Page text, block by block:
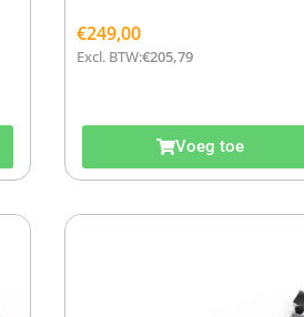
€249,00
Excl. BTW:€205,79
Voeg toe